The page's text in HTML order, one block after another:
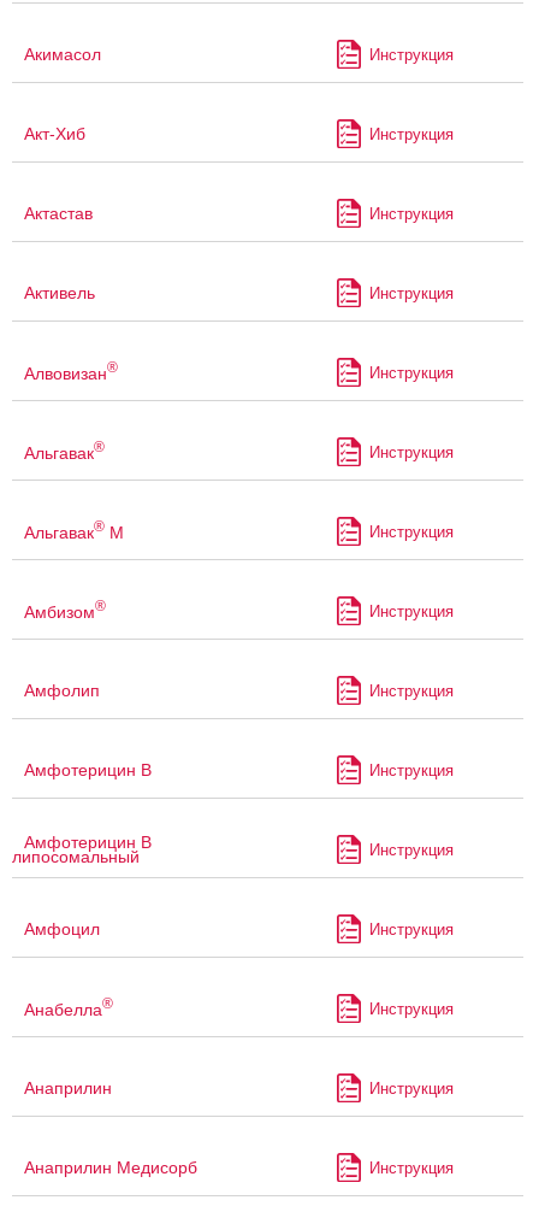
Акимасол Инструкция
Акт-Хиб Инструкция
Актастав Инструкция
Активель Инструкция
Алвовизан® Инструкция
Альгавак® Инструкция
Альгавак® М Инструкция
Амбизом® Инструкция
Амфолип Инструкция
Амфотерицин В Инструкция
Амфотерицин В
липосомальный Инструкция
Амфоцил Инструкция
Анабелла® Инструкция
Анаприлин Инструкция
Анаприлин Медисорб Инструкция